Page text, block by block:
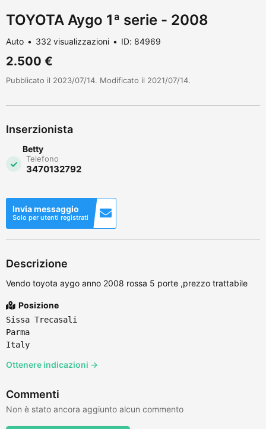
TOYOTA Aygo 1ª serie - 2008
Auto 332 visualizzazioni ID: 84969
2.500 €
Pubblicato il 2023/07/14. Modificato il 2021/07/14.
Inserzionista
Betty
Telefono
3470132792
Invia messaggio
Solo per utenti registrati
Descrizione
Vendo toyota aygo anno 2008 rossa 5 porte ,prezzo trattabile
Posizione
Sissa Trecasali
Parma
Italy
Ottenere indicazioni →
Commenti
Non è stato ancora aggiunto alcun commento